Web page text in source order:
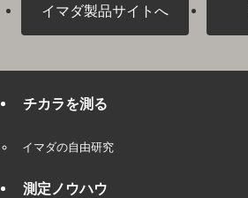
イマダ製品サイトへ
チカラを測る
イマダの自由研究
測定ノウハウ